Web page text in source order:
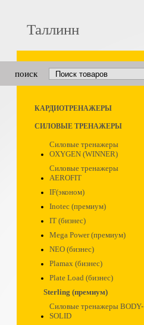
Таллинн
поиск
КАРДИОТРЕНАЖЕРЫ
СИЛОВЫЕ ТРЕНАЖЕРЫ
Силовые тренажеры
OXYGEN (WINNER)
Силовые тренажеры
AEROFIT
IF(эконом)
Inotec (премиум)
IT (бизнес)
Mega Power (премиум)
NEO (бизнес)
Plamax (бизнес)
Plate Load (бизнес)
Sterling (премиум)
Силовые тренажеры BODY-
SOLID